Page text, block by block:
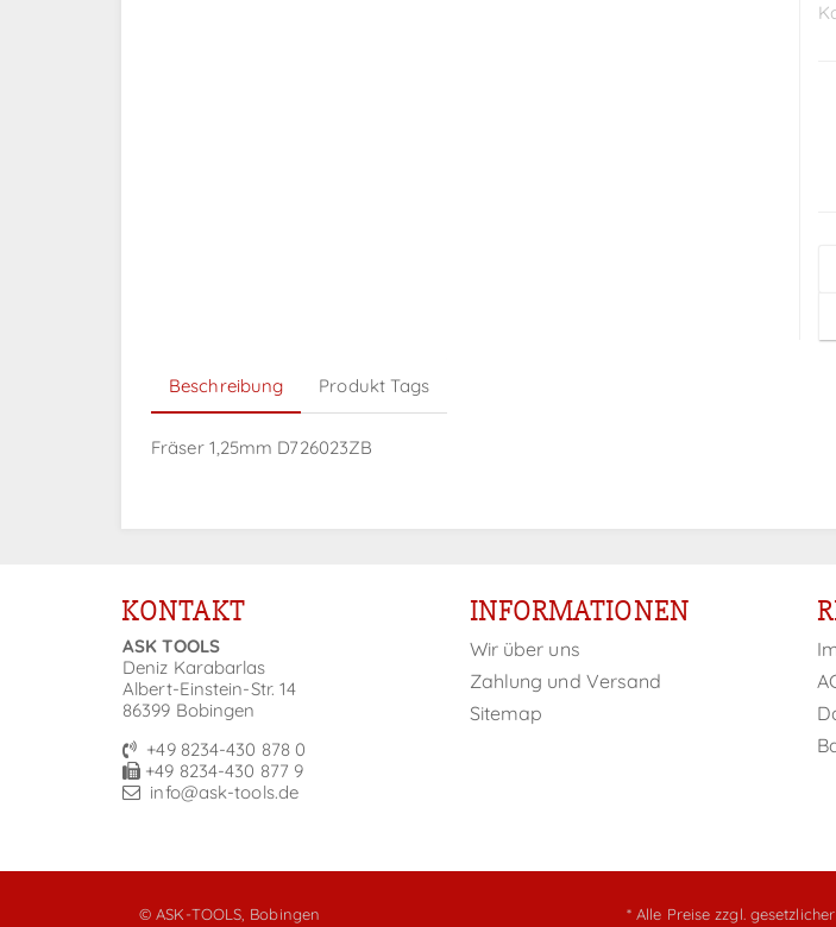
Beschreibung Produkt Tags
Fräser 1,25mm D726023ZB
KONTAKT
ASK TOOLS
Deniz Karabarlas
Albert-Einstein-Str. 14
86399 Bobingen
+49 8234-430 878 0
+49 8234-430 877 9
info@ask-tools.de
INFORMATIONEN
Wir über uns
Zahlung und Versand
Sitemap
© ASK-TOOLS, Bobingen * Alle Preise zzgl. gesetzlicher